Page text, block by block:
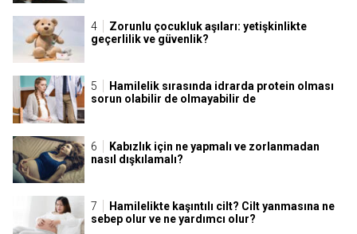
Zorunlu çocukluk aşıları: yetişkinlikte
geçerlilik ve güvenlik?
Hamilelik sırasında idrarda protein olması
sorun olabilir de olmayabilir de
Kabızlık için ne yapmalı ve zorlanmadan
nasıl dışkılamalı?
Hamilelikte kaşıntılı cilt? Cilt yanmasına ne
sebep olur ve ne yardımcı olur?